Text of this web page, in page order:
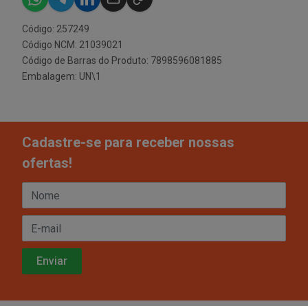
Código: 257249
Código NCM: 21039021
Código de Barras do Produto: 7898596081885
Embalagem: UN\1
Cadastre-se para receber nossas
ofertas!